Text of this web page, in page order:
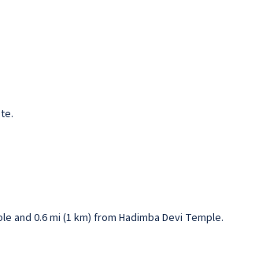
and 0.6 mi (1 km) from Hadimba Devi Temple.